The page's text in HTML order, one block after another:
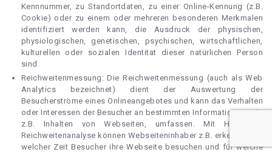
Kennnummer, zu Standortdaten, zu einer Online-Kennung (z.B.
Cookie) oder zu einem oder mehreren besonderen Merkmalen
identifiziert werden kann, die Ausdruck der physischen,
physiologischen, genetischen, psychischen, wirtschaftlichen,
kulturellen oder sozialen Identität dieser natürlichen Person
sind.
Reichweitenmessung: Die Reichweitenmessung (auch als Web
Analytics bezeichnet) dient der Auswertung der
Besucherströme eines Onlineangebotes und kann das Verhalten
oder Interessen der Besucher an bestimmten Informationen, wie
z.B. Inhalten von Webseiten, umfassen. Mit Hilfe der
Reichweitenanalyse können Webseiteninhaber z.B. erkennen, zu
welcher Zeit Besucher ihre Webseite besuchen und für welche